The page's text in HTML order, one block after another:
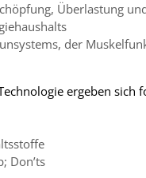
Überlastung
der
ergeben sich
Don’ts